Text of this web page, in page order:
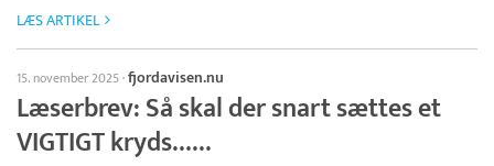
LÆS ARTIKEL
15. november 2025·fjordavisen.nu
Læserbrev: Så skal der snart sættes et
VIGTIGT kryds……